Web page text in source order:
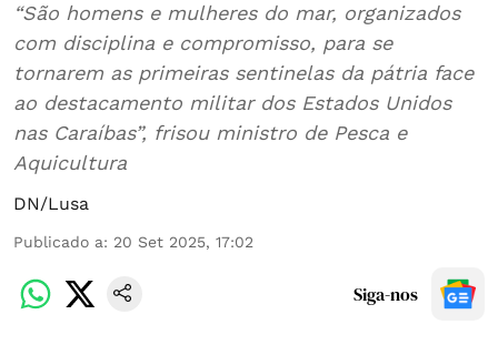
“São homens e mulheres do mar, organizados
com disciplina e compromisso, para se
tornarem as primeiras sentinelas da pátria face
ao destacamento militar dos Estados Unidos
nas Caraíbas”, frisou ministro de Pesca e
Aquicultura
DN/Lusa
Publicado a: 20 Set 2025, 17:02
Siga-nos